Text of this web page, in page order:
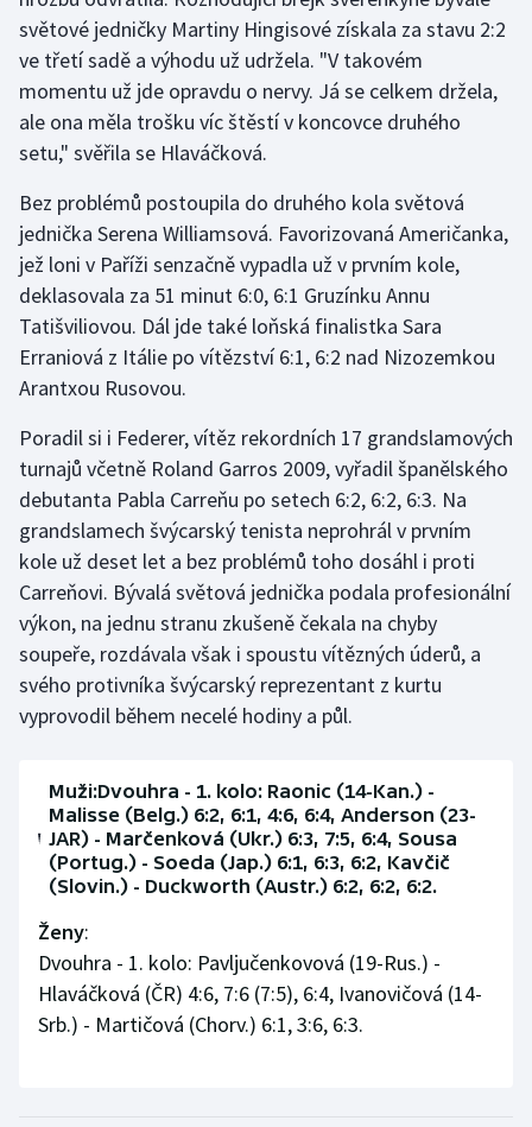
Stolní tenis
Triatlon
Veslování
Vodní slalom
Volejbal
Ostatní
světové jedničky Martiny Hingisové získala za stavu 2:2
ve třetí sadě a výhodu už udržela. "V takovém
momentu už jde opravdu o nervy. Já se celkem držela,
ale ona měla trošku víc štěstí v koncovce druhého
setu," svěřila se Hlaváčková.
Bez problémů postoupila do druhého kola světová
jednička Serena Williamsová. Favorizovaná Američanka,
jež loni v Paříži senzačně vypadla už v prvním kole,
deklasovala za 51 minut 6:0, 6:1 Gruzínku Annu
Tatišviliovou. Dál jde také loňská finalistka Sara
Erraniová z Itálie po vítězství 6:1, 6:2 nad Nizozemkou
Arantxou Rusovou.
Poradil si i Federer, vítěz rekordních 17 grandslamových
turnajů včetně Roland Garros 2009, vyřadil španělského
debutanta Pabla Carreňu po setech 6:2, 6:2, 6:3. Na
grandslamech švýcarský tenista neprohrál v prvním
kole už deset let a bez problémů toho dosáhl i proti
Carreňovi. Bývalá světová jednička podala profesionální
výkon, na jednu stranu zkušeně čekala na chyby
soupeře, rozdávala však i spoustu vítězných úderů, a
svého protivníka švýcarský reprezentant z kurtu
vyprovodil během necelé hodiny a půl.
Muži:Dvouhra - 1. kolo: Raonic (14-Kan.) -
Malisse (Belg.) 6:2, 6:1, 4:6, 6:4, Anderson (23-
JAR) - Marčenková (Ukr.) 6:3, 7:5, 6:4, Sousa
(Portug.) - Soeda (Jap.) 6:1, 6:3, 6:2, Kavčič
(Slovin.) - Duckworth (Austr.) 6:2, 6:2, 6:2.
Ženy:
Dvouhra - 1. kolo: Pavljučenkovová (19-Rus.) -
Hlaváčková (ČR) 4:6, 7:6 (7:5), 6:4, Ivanovičová (14-
Srb.) - Martičová (Chorv.) 6:1, 3:6, 6:3.